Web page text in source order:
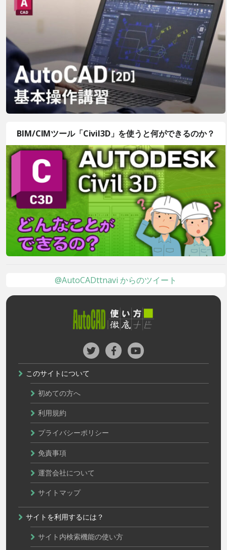
BIM/CIMツール「Civil3D」を使うと何ができるのか？
@AutoCADttnavi からのツイート
このサイトについて
初めての方へ
利用規約
プライバシーポリシー
免責事項
運営会社について
サイトマップ
サイトを利用するには？
サイト内検索機能の使い方